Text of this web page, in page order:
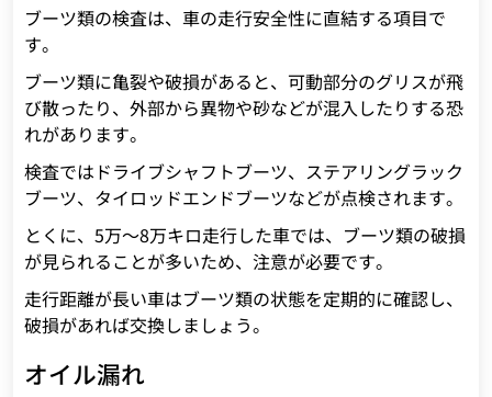
ブーツ類の検査は、車の走行安全性に直結する項目で
す。
ブーツ類に亀裂や破損があると、可動部分のグリスが飛
び散ったり、外部から異物や砂などが混入したりする恐
れがあります。
検査ではドライブシャフトブーツ、ステアリングラック
ブーツ、タイロッドエンドブーツなどが点検されます。
とくに、5万～8万キロ走行した車では、ブーツ類の破損
が見られることが多いため、注意が必要です。
走行距離が長い車はブーツ類の状態を定期的に確認し、
破損があれば交換しましょう。
オイル漏れ